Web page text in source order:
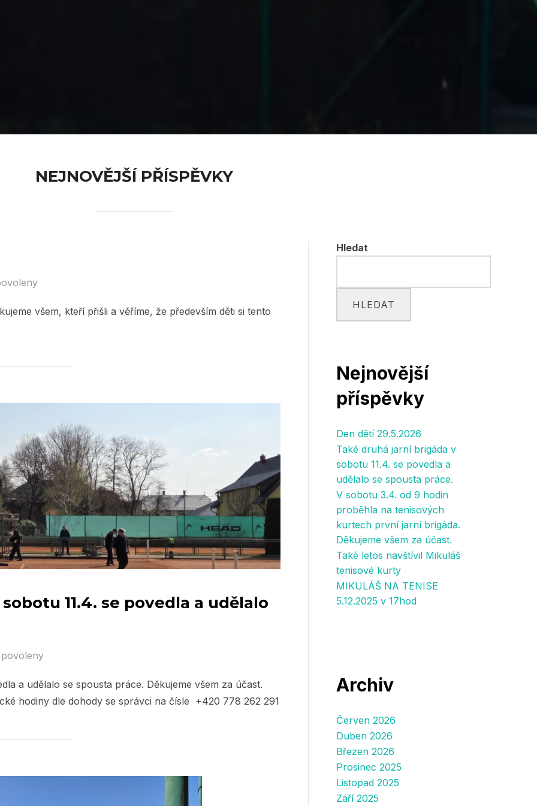
NEJNOVĚJŠÍ PŘÍSPĚVKY
všem, kteří přišli a věříme, že především děti si tento
11.4. se povedla a udělalo
a udělalo se spousta práce. Děkujeme všem za účast.
hodiny dle dohody se správci na čísle +420 778 262 291
Hledat
HLEDAT
Nejnovější
příspěvky
Den dětí 29.5.2026
Také druhá jarní brigáda v
sobotu 11.4. se povedla a
udělalo se spousta práce.
V sobotu 3.4. od 9 hodin
proběhla na tenisových
kurtech první jarní brigáda.
Děkujeme všem za účast.
Také letos navštívil Mikuláš
tenisové kurty
MIKULÁŠ NA TENISE
5.12.2025 v 17hod
Archiv
Červen 2026
Duben 2026
Březen 2026
Prosinec 2025
Listopad 2025
Září 2025